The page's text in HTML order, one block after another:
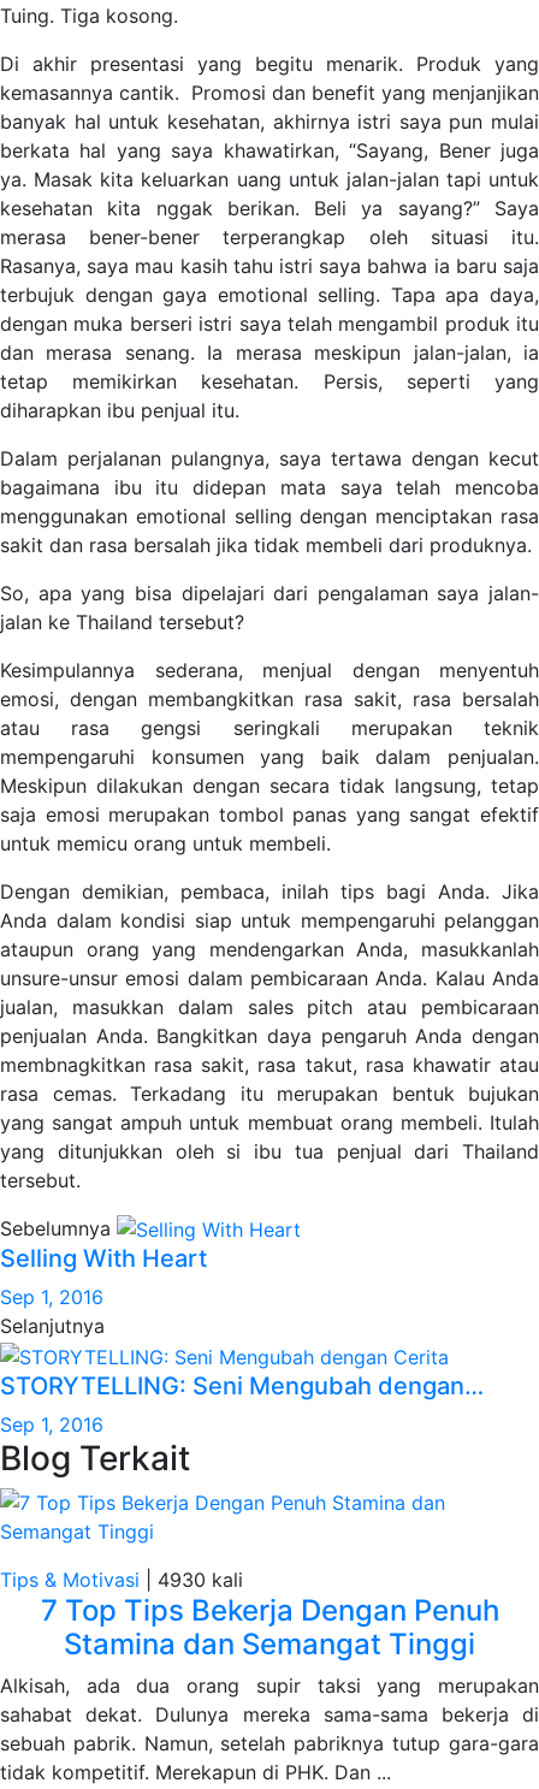
Tuing. Tiga kosong.
Di akhir presentasi yang begitu menarik. Produk yang
kemasannya cantik. Promosi dan benefit yang menjanjikan
banyak hal untuk kesehatan, akhirnya istri saya pun mulai
berkata hal yang saya khawatirkan, “Sayang, Bener juga
ya. Masak kita keluarkan uang untuk jalan-jalan tapi untuk
kesehatan kita nggak berikan. Beli ya sayang?” Saya
merasa bener-bener terperangkap oleh situasi itu.
Rasanya, saya mau kasih tahu istri saya bahwa ia baru saja
terbujuk dengan gaya emotional selling. Tapa apa daya,
dengan muka berseri istri saya telah mengambil produk itu
dan merasa senang. Ia merasa meskipun jalan-jalan, ia
tetap memikirkan kesehatan. Persis, seperti yang
diharapkan ibu penjual itu.
Dalam perjalanan pulangnya, saya tertawa dengan kecut
bagaimana ibu itu didepan mata saya telah mencoba
menggunakan emotional selling dengan menciptakan rasa
sakit dan rasa bersalah jika tidak membeli dari produknya.
So, apa yang bisa dipelajari dari pengalaman saya jalan-
jalan ke Thailand tersebut?
Kesimpulannya sederana, menjual dengan menyentuh
emosi, dengan membangkitkan rasa sakit, rasa bersalah
atau rasa gengsi seringkali merupakan teknik
mempengaruhi konsumen yang baik dalam penjualan.
Meskipun dilakukan dengan secara tidak langsung, tetap
saja emosi merupakan tombol panas yang sangat efektif
untuk memicu orang untuk membeli.
Dengan demikian, pembaca, inilah tips bagi Anda. Jika
Anda dalam kondisi siap untuk mempengaruhi pelanggan
ataupun orang yang mendengarkan Anda, masukkanlah
unsure-unsur emosi dalam pembicaraan Anda. Kalau Anda
jualan, masukkan dalam sales pitch atau pembicaraan
penjualan Anda. Bangkitkan daya pengaruh Anda dengan
membnagkitkan rasa sakit, rasa takut, rasa khawatir atau
rasa cemas. Terkadang itu merupakan bentuk bujukan
yang sangat ampuh untuk membuat orang membeli. Itulah
yang ditunjukkan oleh si ibu tua penjual dari Thailand
tersebut.
Sebelumnya
Selling With Heart
Sep 1, 2016
Selanjutnya
STORYTELLING: Seni Mengubah dengan…
Sep 1, 2016
Blog Terkait
Tips & Motivasi 4930 kali
7 Top Tips Bekerja Dengan Penuh
Stamina dan Semangat Tinggi
Alkisah, ada dua orang supir taksi yang merupakan
sahabat dekat. Dulunya mereka sama-sama bekerja di
sebuah pabrik. Namun, setelah pabriknya tutup gara-gara
tidak kompetitif. Merekapun di PHK. Dan ...